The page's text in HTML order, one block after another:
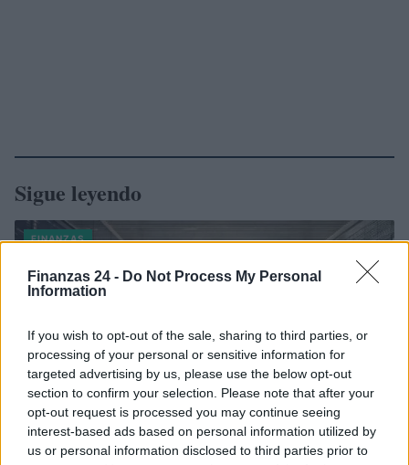
Finanzas 24 - Do Not Process My Personal
Information
If you wish to opt-out of the sale, sharing to third parties, or
processing of your personal or sensitive information for
targeted advertising by us, please use the below opt-out
section to confirm your selection. Please note that after your
opt-out request is processed you may continue seeing
interest-based ads based on personal information utilized by
us or personal information disclosed to third parties prior to
Sigue leyendo
FINANZAS